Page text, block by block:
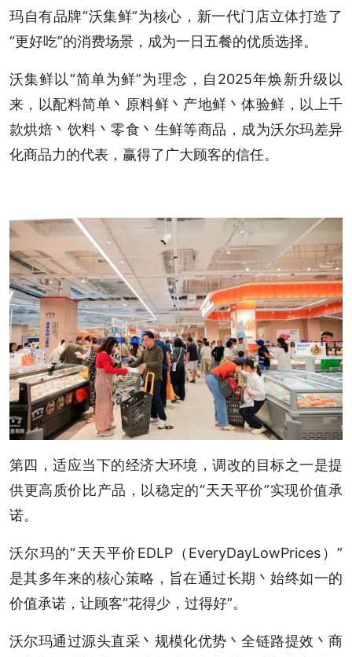
玛自有品牌“沃集鲜”为核心，新一代门店立体打造了
“更好吃”的消费场景，成为一日五餐的优质选择。
沃集鲜以“简单为鲜”为理念，自2025年焕新升级以
来，以配料简单丶原料鲜丶产地鲜丶体验鲜，以上千
款烘焙丶饮料丶零食丶生鲜等商品，成为沃尔玛差异
化商品力的代表，赢得了广大顾客的信任。
第四，适应当下的经济大环境，调改的目标之一是提
供更高质价比产品，以稳定的“天天平价”实现价值承
诺。
沃尔玛的“天天平价EDLP（EveryDayLowPrices）”
是其多年来的核心策略，旨在通过长期丶始终如一的
价值承诺，让顾客“花得少，过得好”。
沃尔玛通过源头直采丶规模化优势丶全链路提效丶商